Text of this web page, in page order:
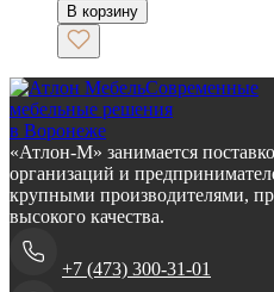
В корзину
Современные
мебельные решения
в Воронеже
«Атлон-М» занимается
организаций и
крупными производителями,
высокого качества.
+7 (473) 300-31-01